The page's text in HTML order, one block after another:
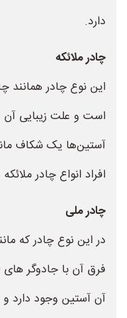
دارد.
چادر ملائکه
این نوع چادر همانند
است و علت زیبایی
آستین‌ها یک شکاف
افراد انواع چادر
چادر ملی
در این نوع چادر که
فرق آن با جادوگر
آن آستین وجود دارد و